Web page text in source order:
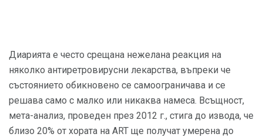
Диарията е често срещана нежелана реакция на
няколко антиретровирусни лекарства, въпреки че
състоянието обикновено се самоограничава и се
решава само с малко или никаква намеса. Всъщност,
мета-анализ, проведен през 2012 г., стига до извода, че
близо 20% от хората на ART ще получат умерена до